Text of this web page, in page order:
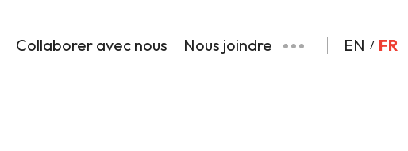
Collaborer avec nous Nous joindre EN FR